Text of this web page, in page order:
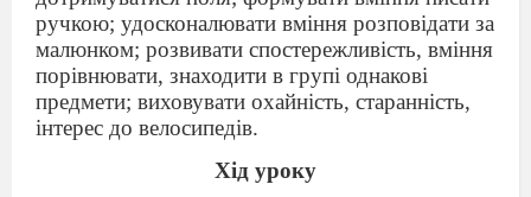
ручкою; удосконалювати вміння розповідати за
малюнком; розвивати спостережливість, вміння
порівнювати, знаходити в групі однакові
предмети; виховувати охайність, старанність,
інтерес до велосипедів.
Хід уроку